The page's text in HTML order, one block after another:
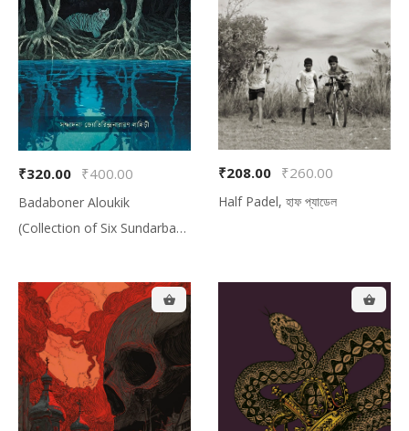
₹320.00 ₹400.00
Badaboner Aloukik
(Collection of Six Sundarban
অলৌকিক (সুন্দরবনের আদিম লোককথা-
ভিত্তিক আখ্যান সংকলন)
₹208.00 ₹260.00
Half Padel, হাফ প্যাডেল
Total Amount: $0.00